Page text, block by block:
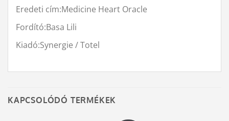
Eredeti cím:Medicine Heart Oracle
Fordító:Basa Lili
Kiadó:Synergie / Totel
KAPCSOLÓDÓ TERMÉKEK